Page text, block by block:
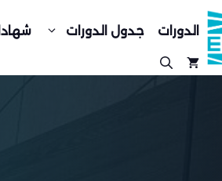
الدورات جدول الدورات